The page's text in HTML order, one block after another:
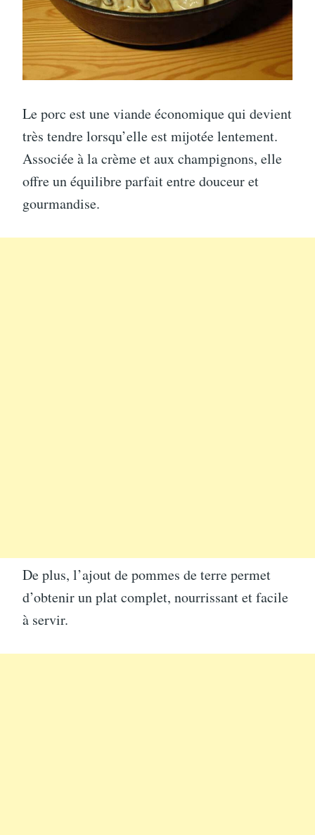
Le porc est une viande économique qui devient
très tendre lorsqu’elle est mijotée lentement.
Associée à la crème et aux champignons, elle
offre un équilibre parfait entre douceur et
gourmandise.
De plus, l’ajout de pommes de terre permet
d’obtenir un plat complet, nourrissant et facile
à servir.